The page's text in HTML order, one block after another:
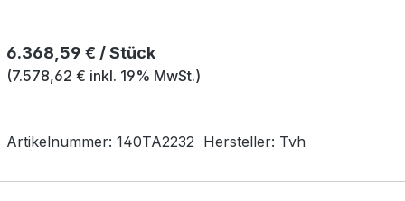
Regulärer Preis:
6.368,59 € / Stück
(7.578,62 € inkl. 19% MwSt.)
Hersteller: Tvh
Artikelnummer: 140TA2232